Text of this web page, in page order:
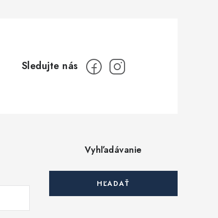
Vyhľadávanie
HĽADAŤ